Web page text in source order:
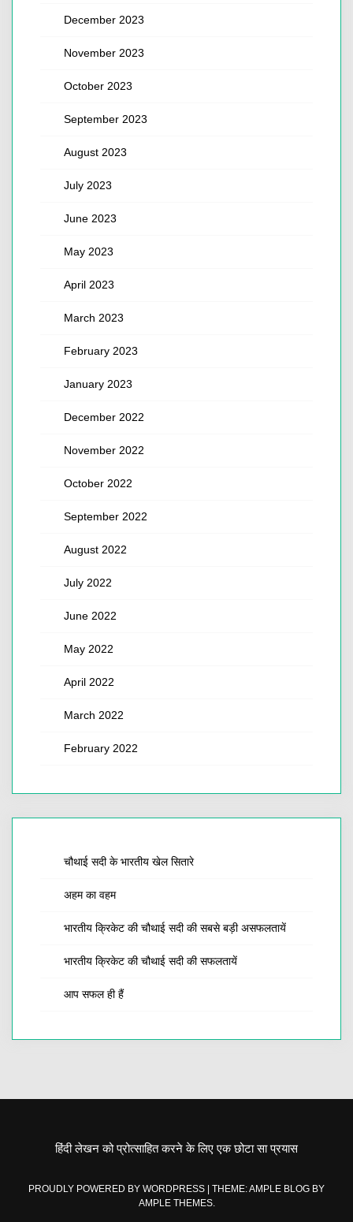
December 2023
November 2023
October 2023
September 2023
August 2023
July 2023
June 2023
May 2023
April 2023
March 2023
February 2023
January 2023
December 2022
November 2022
October 2022
September 2022
August 2022
July 2022
June 2022
May 2022
April 2022
March 2022
February 2022
चौथाई सदी के भारतीय खेल सितारे
अहम का वहम
भारतीय क्रिकेट की चौथाई सदी की सबसे बड़ी असफलतायें
भारतीय क्रिकेट की चौथाई सदी की सफलतायें
आप सफल ही हैं
हिंदी लेखन को प्रोत्साहित करने के लिए एक छोटा सा प्रयास
PROUDLY POWERED BY WORDPRESS
THEME: AMPLE BLOG BY
AMPLE THEMES.